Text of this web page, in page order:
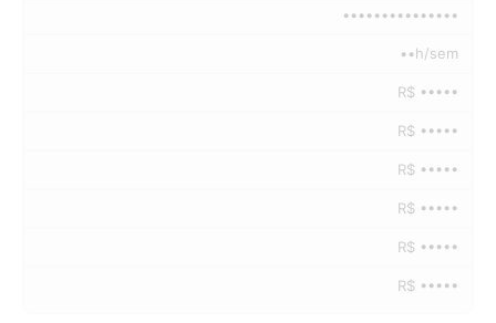
•••••••••••••••
••h/sem
R$ •••••
R$ •••••
R$ •••••
R$ •••••
R$ •••••
R$ •••••